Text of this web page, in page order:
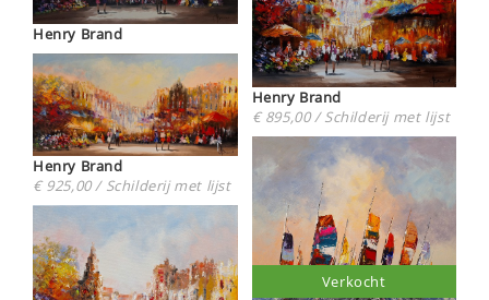
Henry Brand
Henry Brand
€ 925,00 / Schilderij met lijst
Henry Brand
€ 895,00 / Schilderij met lijst
Verkocht